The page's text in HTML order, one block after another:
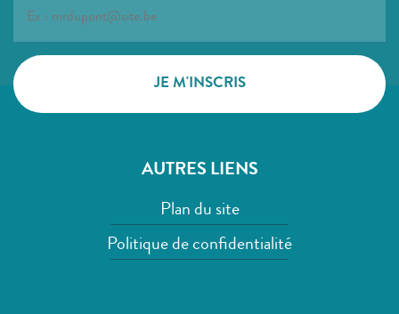
AUTRES LIENS
Plan du site
Politique de confidentialité